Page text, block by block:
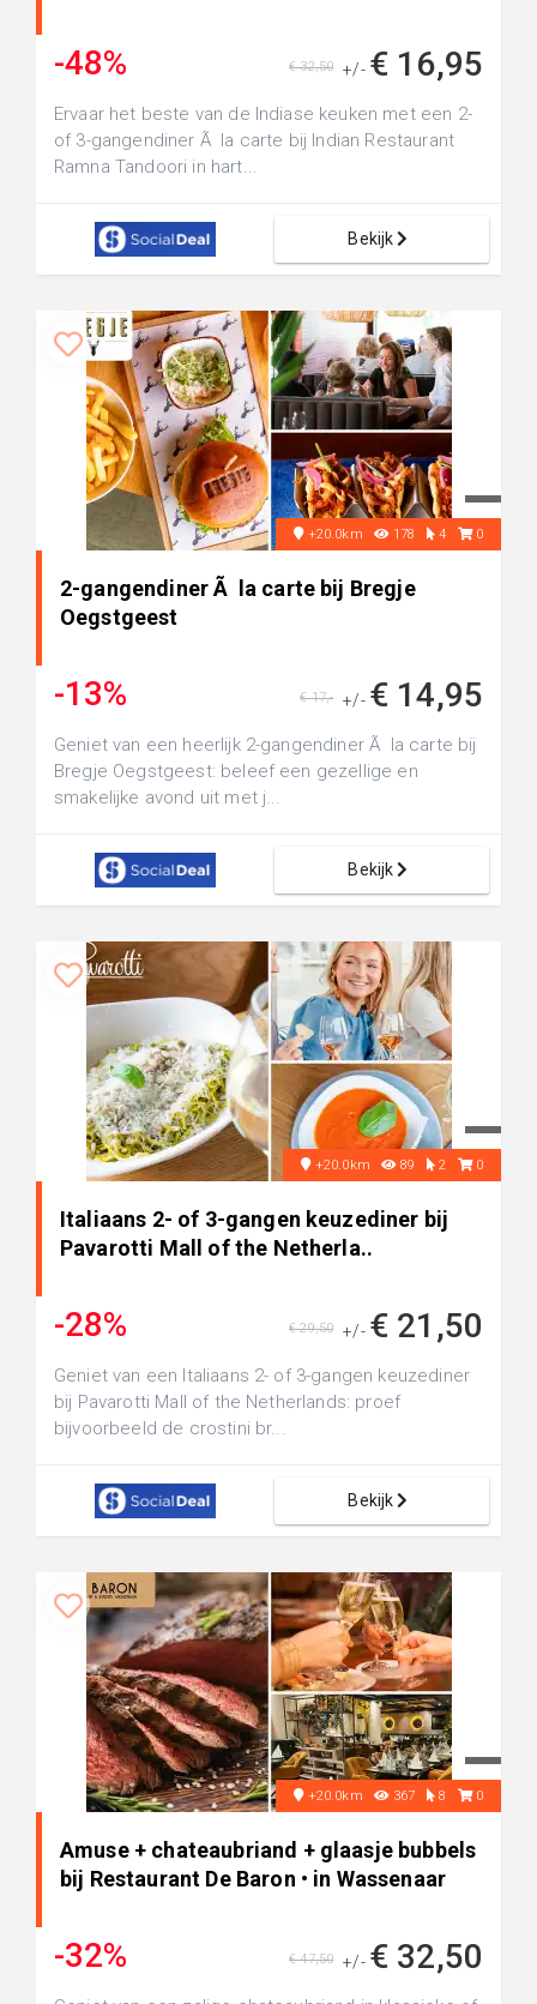
-48% +/- € 16,95
€ 32,50
Ervaar het beste van de Indiase keuken met een 2-
of 3-gangendiner Ã la carte bij Indian Restaurant
Ramna Tandoori in hart...
Bekijk
+20.0km 178 4 0
2-gangendiner Ã la carte bij Bregje
Oegstgeest
-13% +/- € 14,95
€ 17,-
Geniet van een heerlijk 2-gangendiner Ã la carte bij
Bregje Oegstgeest: beleef een gezellige en
smakelijke avond uit met j...
Bekijk
+20.0km 89 2 0
Italiaans 2- of 3-gangen keuzediner bij
Pavarotti Mall of the Netherla..
-28% +/- € 21,50
€ 29,50
Geniet van een Italiaans 2- of 3-gangen keuzediner
bij Pavarotti Mall of the Netherlands: proef
bijvoorbeeld de crostini br...
Bekijk
+20.0km 367 8 0
Amuse + chateaubriand + glaasje bubbels
bij Restaurant De Baron • in Wassenaar
-32% +/- € 32,50
€ 47,50